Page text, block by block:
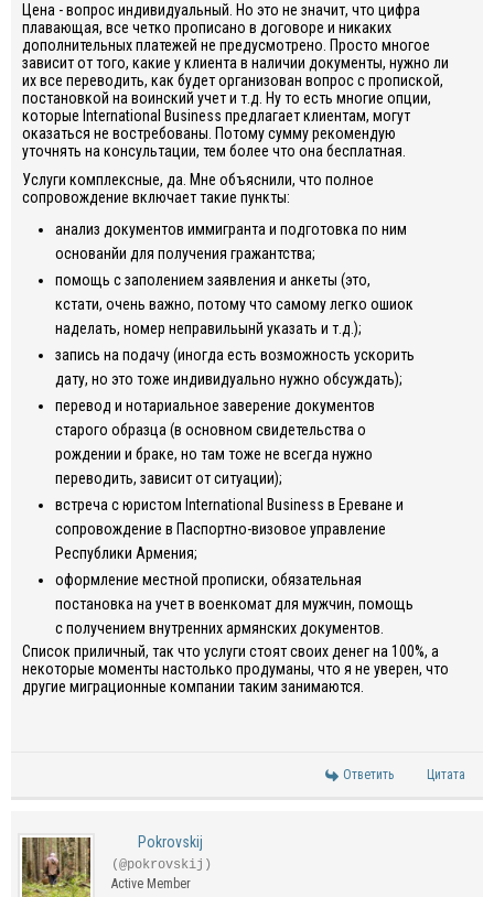
Цена - вопрос индивидуальный. Но это не значит, что цифра
плавающая, все четко прописано в договоре и никаких
дополнительных платежей не предусмотрено. Просто многое
зависит от того, какие у клиента в наличии документы, нужно ли
их все переводить, как будет организован вопрос с пропиской,
постановкой на воинский учет и т.д. Ну то есть многие опции,
которые International Business предлагает клиентам, могут
оказаться не востребованы. Потому сумму рекомендую
уточнять на консультации, тем более что она бесплатная.
Услуги комплексные, да. Мне объяснили, что полное
сопровождение включает такие пункты:
анализ документов иммигранта и подготовка по ним
основанйи для получения гражантства;
помощь с заполением заявления и анкеты (это,
кстати, очень важно, потому что самому легко ошиок
наделать, номер неправильынй указать и т.д.);
запись на подачу (иногда есть возможность ускорить
дату, но это тоже индивидуально нужно обсуждать);
перевод и нотариальное заверение документов
старого образца (в основном свидетельства о
рождении и браке, но там тоже не всегда нужно
переводить, зависит от ситуации);
встреча с юристом International Business в Ереване и
сопровождение в Паспортно-визовое управление
Республики Армения;
оформление местной прописки, обязательная
постановка на учет в военкомат для мужчин, помощь
с получением внутренних армянских документов.
Список приличный, так что услуги стоят своих денег на 100%, а
некоторые моменты настолько продуманы, что я не уверен, что
другие миграционные компании таким занимаются.
Ответить Цитата
Pokrovskij
(@pokrovskij)
Active Member